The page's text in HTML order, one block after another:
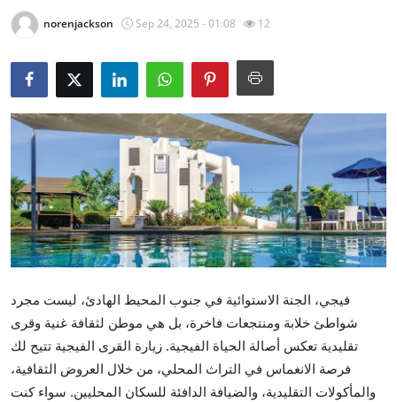
About
News Network
Health
Submit Press Release
Guest Posting
Crypto
Advertise with US
Business
Finance
norenjackson Sep 24, 2025 - 01:08 12
فيجي، الجنة الاستوائية في جنوب المحيط الهادئ، ليست مجرد
شواطئ خلابة ومنتجعات فاخرة، بل هي موطن لثقافة غنية وقرى
تقليدية تعكس أصالة الحياة الفيجية. زيارة القرى الفيجية تتيح لك
فرصة الانغماس في التراث المحلي، من خلال العروض الثقافية،
والمأكولات التقليدية، والضيافة الدافئة للسكان المحليين. سواء كنت